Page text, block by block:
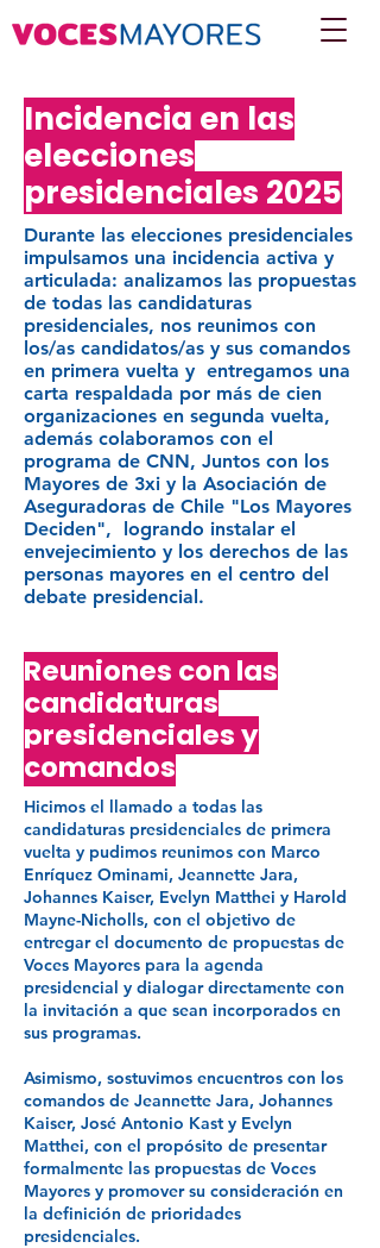
Incidencia en las
elecciones
presidenciales 2025
Durante las elecciones presidenciales
impulsamos una incidencia activa y
articulada: analizamos las propuestas
de todas las candidaturas
presidenciales, nos reunimos con
los/as candidatos/as y sus comandos
en primera vuelta y entregamos una
carta respaldada por más de cien
organizaciones en segunda vuelta,
además colaboramos con el
programa de CNN, Juntos con los
Mayores de 3xi y la Asociación de
Aseguradoras de Chile "Los Mayores
Deciden", logrando instalar el
envejecimiento y los derechos de las
personas mayores en el centro del
debate presidencial.
Reuniones con las
candidaturas
presidenciales y
comandos
Hicimos el llamado a todas las
candidaturas presidenciales de primera
vuelta y pudimos reunimos con Marco
Enríquez Ominami, Jeannette Jara,
Johannes Kaiser, Evelyn Matthei y Harold
Mayne-Nicholls, con el objetivo de
entregar el documento de propuestas de
Voces Mayores para la agenda
presidencial y dialogar directamente con
la invitación a que sean incorporados en
sus programas.
Asimismo, sostuvimos encuentros con los
comandos de Jeannette Jara, Johannes
Kaiser, José Antonio Kast y Evelyn
Matthei, con el propósito de presentar
formalmente las propuestas de Voces
Mayores y promover su consideración en
la definición de prioridades
presidenciales.